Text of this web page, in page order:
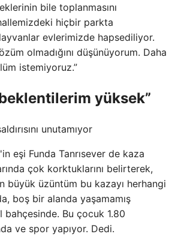
bile toplanmasını
hiçbir parkta
evlerimizde hapsediliyor.
olmadığını düşünüyorum. Daha
istemiyoruz.”
yüksek”
eşi Funda Tanrısever de kaza
çok korktuklarını belirterek,
büyük üzüntüm bu kazayı herhangi
boş bir alanda yaşamamış
bahçesinde. Bu çocuk 1.80
ve spor yapıyor. Dedi.